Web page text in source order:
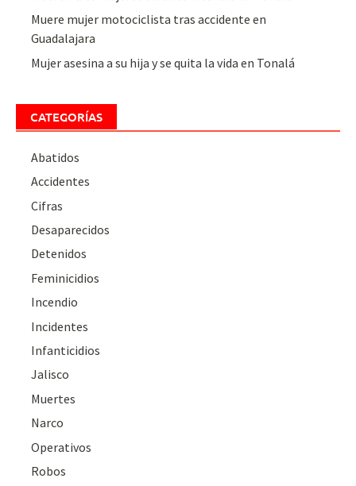
Muere mujer motociclista tras accidente en
Guadalajara
Mujer asesina a su hija y se quita la vida en Tonalá
CATEGORÍAS
Abatidos
Accidentes
Cifras
Desaparecidos
Detenidos
Feminicidios
Incendio
Incidentes
Infanticidios
Jalisco
Muertes
Narco
Operativos
Robos